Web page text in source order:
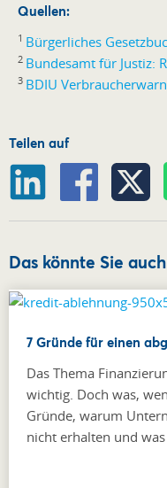
Quellen:
1 Bürgerliches
2 Bundesamt für Justiz:
3 BDIU
Teilen auf
Das könnte Sie
7 Gründe für einen
Das Thema
wichtig. Doch was,
Gründe, warum
nicht erhalten und